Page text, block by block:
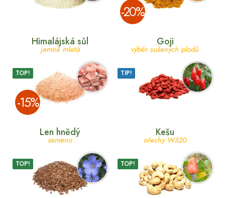
­-20%
Himalájská sůl
jemně mletá
TOP!
­-15%
Goji
výběr sušených plodů
TIP!
Len hnědý
semeno
TOP!
Kešu
ořechy W320
TOP!